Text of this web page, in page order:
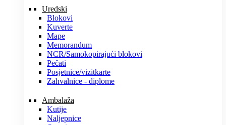
Uredski
Blokovi
Kuverte
Mape
Memorandum
NCR/Samokopirajući blokovi
Pečati
Posjetnice/vizitkarte
Zahvalnice - diplome
Ambalaža
Kutije
Naljepnice